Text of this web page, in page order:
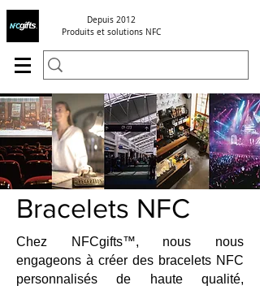
Depuis 2012
Produits et solutions NFC
Bracelets NFC
Chez NFCgifts™, nous nous
engageons à créer des bracelets NFC
personnalisés de haute qualité,